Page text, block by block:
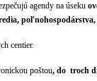
agendy na úseku
centier.
poštou, do troch